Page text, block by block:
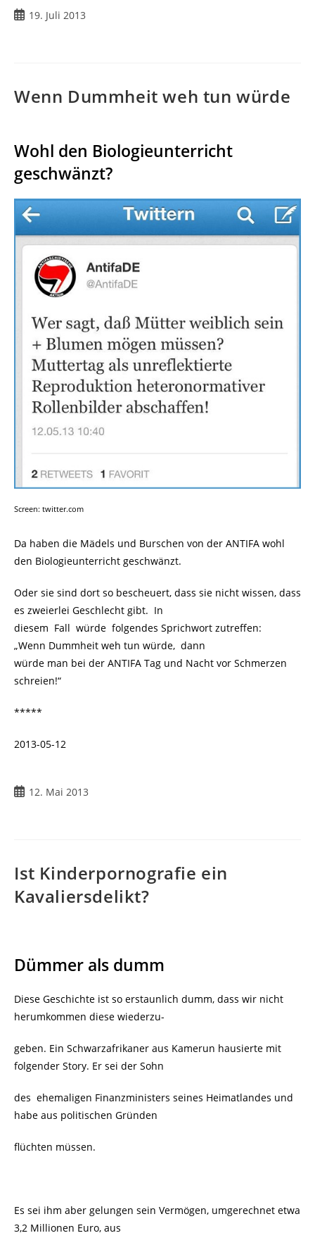
Beitrag19. Juli 2013
Wenn Dummheit weh tun würde
Wohl den Biologieunterricht
geschwänzt?
Screen: twitter.com
Da haben die Mädels und Burschen von der ANTIFA wohl
den Biologieunterricht geschwänzt.
Oder sie sind dort so bescheuert, dass sie nicht wissen, dass
es zweierlei Geschlecht gibt. In
diesem Fall würde folgendes Sprichwort zutreffen:
„Wenn Dummheit weh tun würde, dann
würde man bei der ANTIFA Tag und Nacht vor Schmerzen
schreien!“
*****
2013-05-12
Beitrag12. Mai 2013
Ist Kinderpornografie ein
Kavaliersdelikt?
Dümmer als dumm
Diese Geschichte ist so erstaunlich dumm, dass wir nicht
herumkommen diese wiederzu-
geben. Ein Schwarzafrikaner aus Kamerun hausierte mit
folgender Story. Er sei der Sohn
des ehemaligen Finanzministers seines Heimatlandes und
habe aus politischen Gründen
flüchten müssen.
Es sei ihm aber gelungen sein Vermögen, umgerechnet etwa
3,2 Millionen Euro, aus